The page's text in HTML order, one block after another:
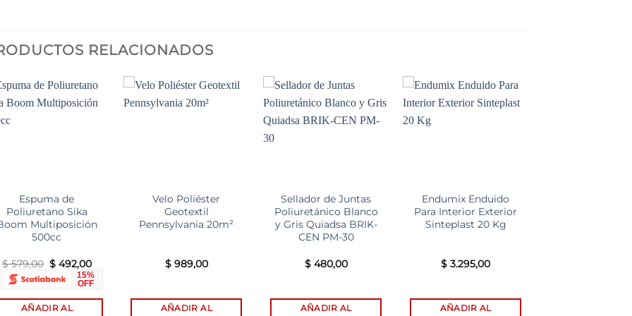
RELACIONADOS
Espuma de
Poliuretano Sika
Multiposición
500cc
$579,00 El
precio
original
$ 579,00.
$ 492,00El
precio
actual
$ 492,00.
15%
OFF
AÑADIR AL
Velo Poliéster
Geotextil
Pennsylvania 20m²
$989,00
AÑADIR AL
Add to
wishlist
Sellador de Juntas
Poliuretánico Blanco
y Gris Quiadsa BRIK-
CEN PM-30
$480,00
AÑADIR AL
Endumix Enduido
Para Interior Exterior
Sinteplast 20 Kg
$ 3.295,00
AÑADIR AL